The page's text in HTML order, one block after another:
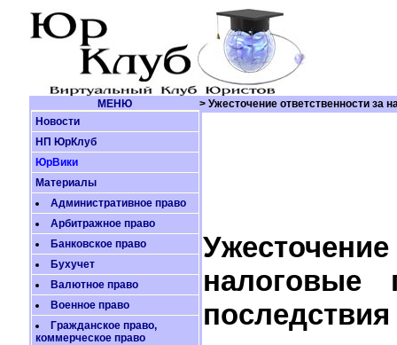
МЕНЮ
> Ужесточение ответственности за
Новости
НП ЮрКлуб
ЮрВики
Материалы
Административное право
Арбитражное право
Банковское право
Бухучет
Валютное право
Военное право
Гражданское право,
коммерческое право
налоговые
последствия